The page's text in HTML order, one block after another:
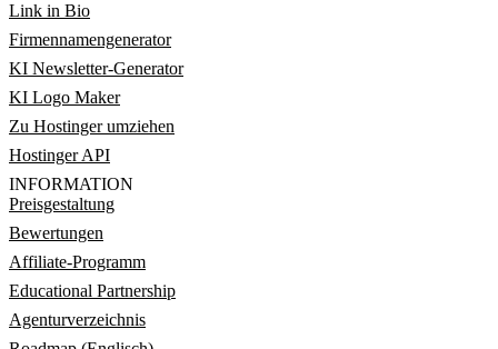
Link in Bio
Firmennamengenerator
KI Newsletter-Generator
KI Logo Maker
Zu Hostinger umziehen
Hostinger API
INFORMATION
Preisgestaltung
Bewertungen
Affiliate-Programm
Educational Partnership
Agenturverzeichnis